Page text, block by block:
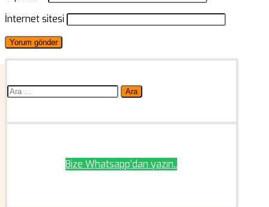
İnternet sitesi
Arama:
Bize Whatsapp'dan yazın..